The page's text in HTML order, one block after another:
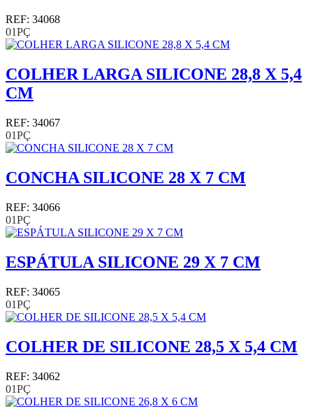
REF: 34068
01PÇ
COLHER LARGA SILICONE 28,8 X 5,4
CM
REF: 34067
01PÇ
CONCHA SILICONE 28 X 7 CM
REF: 34066
01PÇ
ESPÁTULA SILICONE 29 X 7 CM
REF: 34065
01PÇ
COLHER DE SILICONE 28,5 X 5,4 CM
REF: 34062
01PÇ